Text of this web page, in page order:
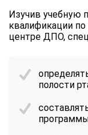
Изучив учебную
квалификации
центре ДПО,
полости